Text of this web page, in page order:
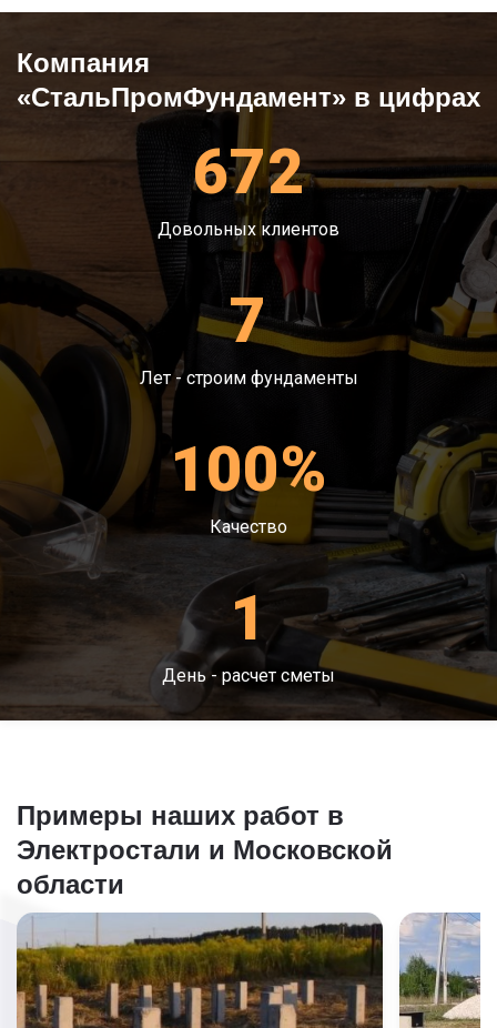
Компания
«СтальПромФундамент» в цифрах
672
Довольных клиентов
7
Лет - строим фундаменты
100%
Качество
1
День - расчет сметы
Примеры наших работ в
Электростали и Московской
области